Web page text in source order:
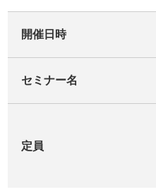
開催日時
セミナー名
定員